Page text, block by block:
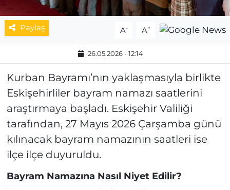
Paylaş A- A+
26.05.2026 - 12:14
Kurban Bayramı’nın yaklaşmasıyla birlikte
Eskişehirliler bayram namazı saatlerini
araştırmaya başladı. Eskişehir Valiliği
tarafından, 27 Mayıs 2026 Çarşamba günü
kılınacak bayram namazının saatleri ise
ilçe ilçe duyuruldu.
Bayram Namazına Nasıl Niyet Edilir?